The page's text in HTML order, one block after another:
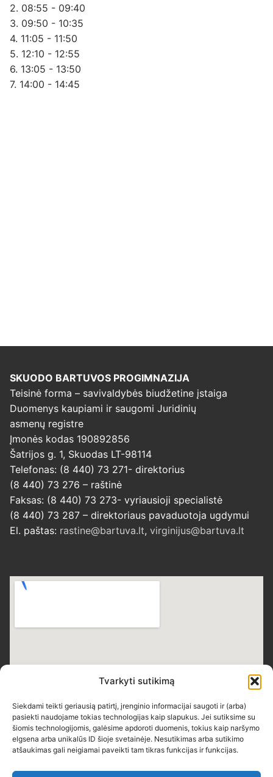
Tvarkyti sutikimą
Siekdami teikti geriausią patirtį, įrenginio informacijai saugoti ir (arba)
pasiekti naudojame tokias technologijas kaip slapukus. Jei sutiksime su
šiomis technologijomis, galėsime apdoroti duomenis, tokius kaip naršymo
elgsena arba unikalūs ID šioje svetainėje. Nesutikimas arba sutikimo
atšaukimas gali neigiamai paveikti tam tikras funkcijas ir funkcijas.
2. 08:55 - 09:40
3. 09:50 - 10:35
4. 11:05 - 11:50
5. 12:10 - 12:55
6. 13:05 - 13:50
7. 14:00 - 14:45
SKUODO BARTUVOS PROGIMNAZIJA
Teisinė forma – savivaldybės biudžetine įstaiga
Duomenys kaupiami ir saugomi Juridinių
asmenų registre
Įmonės kodas 190892856
Šatrijos g. 1, Skuodas LT-98114
Telefonas: (8 440) 73 271- direktorius
(8 440) 73 276 – raštinė
Faksas: (8 440) 73 273- vyriausioji specialistė
(8 440) 73 287 – direktoriaus pavaduotoja ugdymui
El. paštas: rastine@bartuva.lt, virginijus@bartuva.lt